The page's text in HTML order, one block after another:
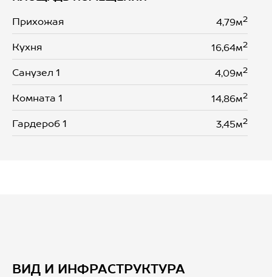
Прихожая 4,79м2
Кухня 16,64м2
Санузел 1 4,09м2
Комната 1 14,86м2
Гардероб 1 3,45м2
ВИД И ИНФРАСТРУКТУРА